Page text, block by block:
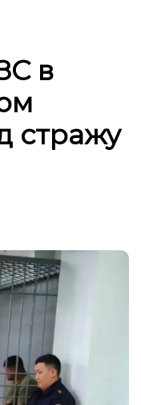
в
стражу